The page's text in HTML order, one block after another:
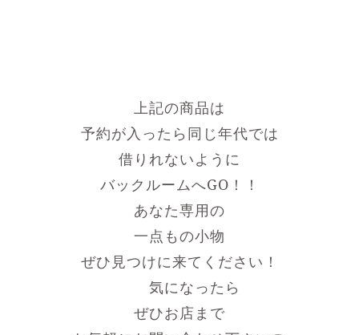
上記の商品は
予約が入ったら同じ年代では
借りれないように
バックルームへGO！！
あなた専用の
一点もの小物
ぜひ見つけに来てください！
気になったら
ぜひお店まで